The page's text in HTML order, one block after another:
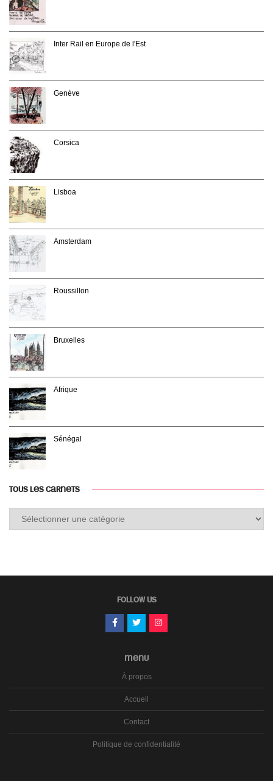
Inter Rail en Europe de l'Est
Genève
Corsica
Lisboa
Amsterdam
Roussillon
Bruxelles
Afrique
Sénégal
TOUS LES CARNETS
FOLLOW US
MENU
À propos
Accueil
Contact
Politique de confidentialité